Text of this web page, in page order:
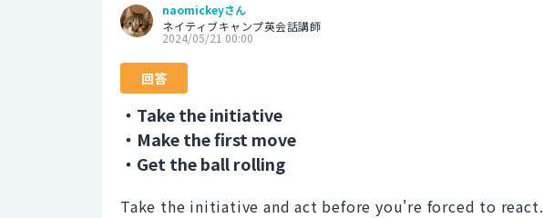
naomickeyさん
ネイティブキャンプ英会話講師
2024/05/21 00:00
回答
・Take the initiative
・Make the first move
・Get the ball rolling
Take the initiative and act before you're forced to react.